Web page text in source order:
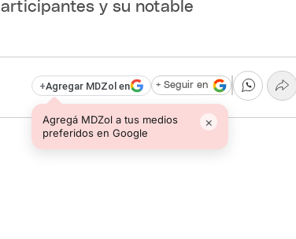
y su notable
+Agregar MDZol en
Agregá MDZol a tus medios
preferidos en Google
×
+ Seguir en